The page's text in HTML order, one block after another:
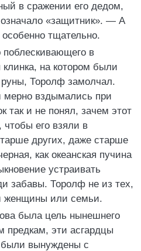
в сражении его дедом,
«защитник». — А
тщательно.
поблескивающего в
на котором были
Торолф замолчал.
вздымались при
так и не понял, зачем этот
чтобы его взяли в
других, даже старше
как океанская пучина
устраивать
забавы. Торолф не из тех,
женщины или семьи.
была цель нынешнего
предкам, эти асгардцы
вынуждены с